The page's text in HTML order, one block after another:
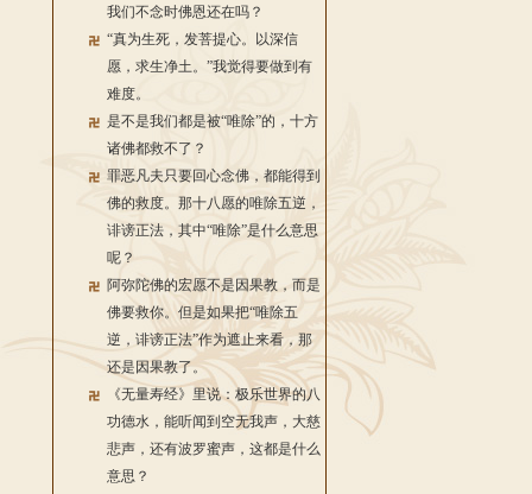
我们不念时佛恩还在吗？
“真为生死，发菩提心。以深信
愿，求生净土。”我觉得要做到有
难度。
是不是我们都是被“唯除”的，十方
诸佛都救不了？
罪恶凡夫只要回心念佛，都能得到
佛的救度。那十八愿的唯除五逆，
诽谤正法，其中“唯除”是什么意思
呢？
阿弥陀佛的宏愿不是因果教，而是
佛要救你。但是如果把“唯除五
逆，诽谤正法”作为遮止来看，那
还是因果教了。
《无量寿经》里说：极乐世界的八
功德水，能听闻到空无我声，大慈
悲声，还有波罗蜜声，这都是什么
意思？